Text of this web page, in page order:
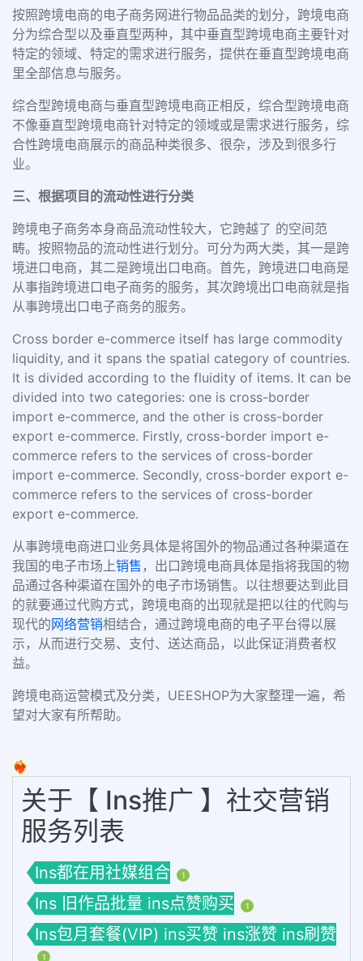
按照跨境电商的电子商务网进行物品品类的划分，跨境电商
分为综合型以及垂直型两种，其中垂直型跨境电商主要针对
特定的领域、特定的需求进行服务，提供在垂直型跨境电商
里全部信息与服务。
综合型跨境电商与垂直型跨境电商正相反，综合型跨境电商
不像垂直型跨境电商针对特定的领域或是需求进行服务，综
合性跨境电商展示的商品种类很多、很杂，涉及到很多行
业。
三、根据项目的流动性进行分类
跨境电子商务本身商品流动性较大，它跨越了 的空间范
畴。按照物品的流动性进行划分。可分为两大类，其一是跨
境进口电商，其二是跨境出口电商。首先，跨境进口电商是
从事指跨境进口电子商务的服务，其次跨境出口电商就是指
从事跨境出口电子商务的服务。
Cross border e-commerce itself has large commodity
liquidity, and it spans the spatial category of countries.
It is divided according to the fluidity of items. It can be
divided into two categories: one is cross-border
import e-commerce, and the other is cross-border
export e-commerce. Firstly, cross-border import e-
commerce refers to the services of cross-border
import e-commerce. Secondly, cross-border export e-
commerce refers to the services of cross-border
export e-commerce.
从事跨境电商进口业务具体是将国外的物品通过各种渠道在
我国的电子市场上销售 ，出口跨境电商具体是指将我国的物
品通过各种渠道在国外的电子市场销售。以往想要达到此目
的就要通过代购方式，跨境电商的出现就是把以往的代购与
现代的网络营销相结合，通过跨境电商的电子平台得以展
示，从而进行交易、支付、送达商品，以此保证消费者权
益。
跨境电商运营模式及分类，UEESHOP为大家整理一遍，希
望对大家有所帮助。
❤️‍🔥
关于【 Ins推广 】社交营销
服务列表
Ins都在用社媒组合 1
Ins 旧作品批量 ins点赞购买 1
Ins包月套餐(VIP) ins买赞 ins涨赞 ins刷赞
1